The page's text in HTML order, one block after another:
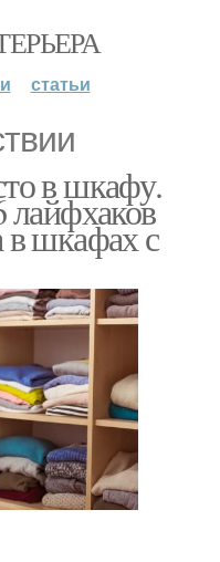
статьи
в шкафу.
лайфхаков
в шкафах с